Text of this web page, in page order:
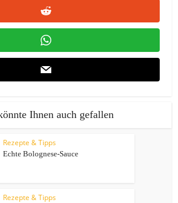
Ihnen auch gefallen
Rezepte & Tipps
Echte Bolognese-Sauce
Rezepte & Tipps